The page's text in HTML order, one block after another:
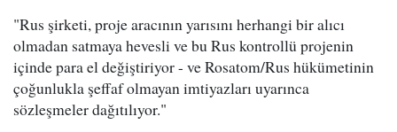
"Rus şirketi, proje aracının yarısını herhangi bir alıcı
olmadan satmaya hevesli ve bu Rus kontrollü projenin
içinde para el değiştiriyor - ve Rosatom/Rus hükümetinin
çoğunlukla şeffaf olmayan imtiyazları uyarınca
sözleşmeler dağıtılıyor."